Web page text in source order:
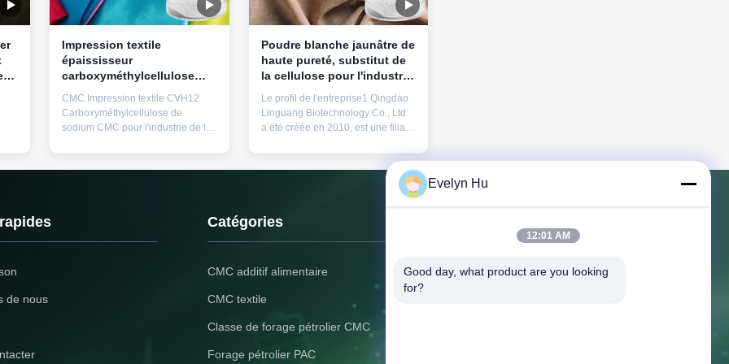
Impression textile
épaississeur
carboxyméthylcellulose
sodium CMC
CMC Impression textile CVH12
Carboxyméthylcellulose de
sodium CMC pour l'industrie de la
cellulose naturelle est le
polysaccharide le plus répandu et
Poudre blanche jaunâtre de
haute pureté, substitut de
la cellulose pour l'industrie
textile
Le profil de l'entreprise1 Qingdao
Linguang Biotechnology Co., Ltd.
a été créée en 2010, est une filiale
Material Technology Co., Ltd.C'est
une entreprise de haute
technologie spécialisée dans la
recherche et le développement, la
production, la vente et le service
de la ...
de nous
Catégories
CMC additif alimentaire
CMC textile
Classe de forage pétrolier CMC
Forage pétrolier PAC
Adresse: 366 Jingang Shan RD,
Evelyn Hu
12:01 AM
Good day, what product are you looking
for?